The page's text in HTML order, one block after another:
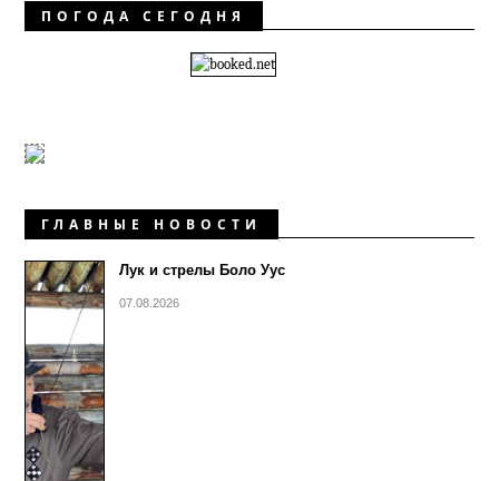
ПОГОДА СЕГОДНЯ
ГЛАВНЫЕ НОВОСТИ
Лук и стрелы Боло Уус
07.08.2026